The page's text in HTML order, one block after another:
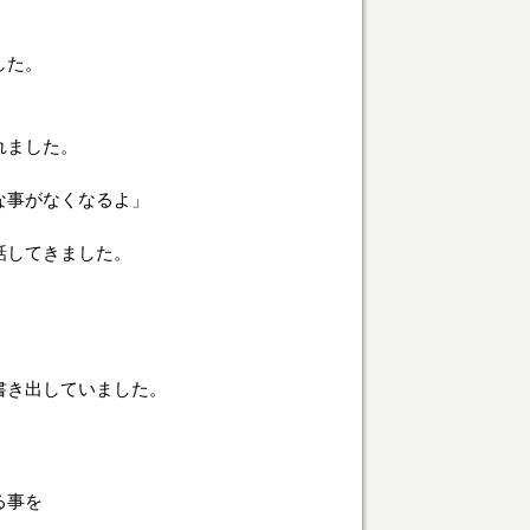
。
した。
がなくなるよ」
てきました。
出していました。
事を